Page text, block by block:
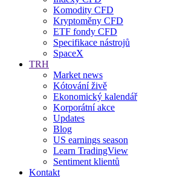
Komodity CFD
Kryptoměny CFD
ETF fondy CFD
Specifikace nástrojů
SpaceX
TRH
Market news
Kótování živě
Ekonomický kalendář
Korporátní akce
Updates
Blog
US earnings season
Learn TradingView
Sentiment klientů
Kontakt